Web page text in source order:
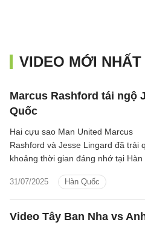
VIDEO MỚI NHẤT
Marcus Rashford tái ngộ
Quốc
31/07/2025 Hàn Quốc
Hai cựu sao Man United Marcus
Rashford và Jesse Lingard đã trải
khoảng thời gian đáng nhớ tại Hàn
Video Tây Ban Nha vs